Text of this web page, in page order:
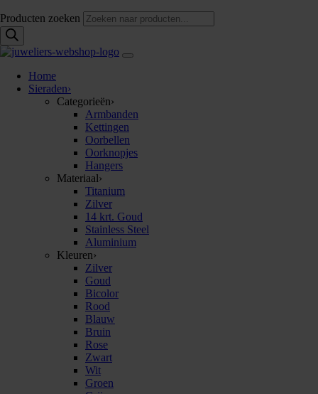
Producten zoeken
Home
Sieraden›
Categorieën›
Armbanden
Kettingen
Oorbellen
Oorknopjes
Hangers
Materiaal›
Titanium
Zilver
14 krt. Goud
Stainless Steel
Aluminium
Kleuren›
Zilver
Goud
Bicolor
Rood
Blauw
Bruin
Rose
Zwart
Wit
Groen